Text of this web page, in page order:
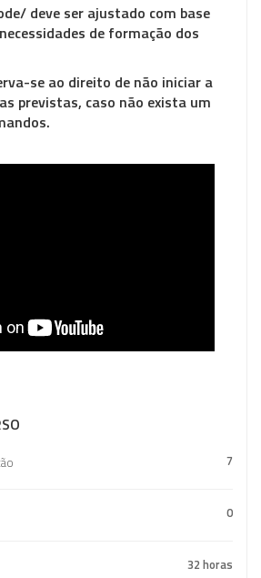
deve ser ajustado com base
de formação dos
se ao direito de não iniciar a
previstas, caso não exista um
7
0
32 horas